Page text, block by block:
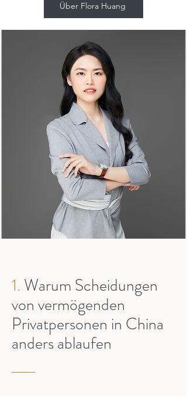
Über Flora Huang
1. Warum Scheidungen
von vermögenden
Privatpersonen in China
anders ablaufen